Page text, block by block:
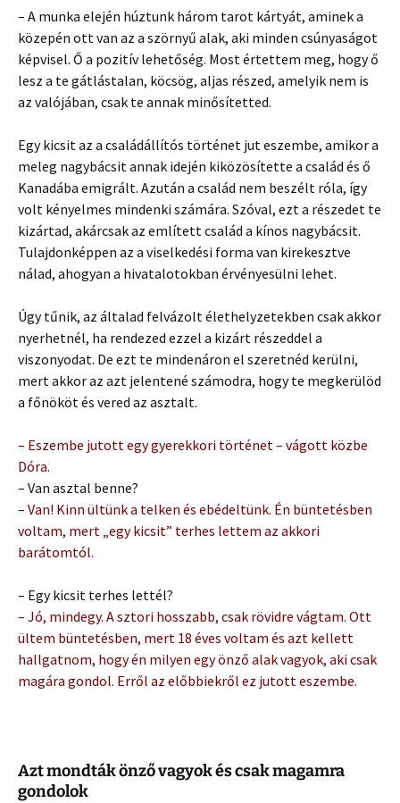
– A munka elején húztunk három tarot kártyát, aminek a
közepén ott van az a szörnyű alak, aki minden csúnyaságot
képvisel. Ő a pozitív lehetőség. Most értettem meg, hogy ő
lesz a te gátlástalan, köcsög, aljas részed, amelyik nem is
az valójában, csak te annak minősítetted.
­Egy kicsit az a családállítós történet jut eszembe, amikor a
meleg nagybácsit annak idején kiközösítette a család és ő
Kanadába emigrált. Azután a család nem beszélt róla, így
volt kényelmes mindenki számára. Szóval, ezt a részedet te
kizártad, akárcsak az említett család a kínos nagybácsit.
Tulajdonképpen az a viselkedési forma van kirekesztve
nálad, ahogyan a hivatalotokban érvényesülni lehet.
Úgy tűnik, az általad felvázolt élethelyzetekben csak akkor
nyerhetnél, ha rendezed ezzel a kizárt részeddel a
viszonyodat. De ezt te mindenáron el szeretnéd kerülni,
mert akkor az azt jelentené számodra, hogy te megkerülöd
a főnököt és vered az asztalt.
– Eszembe jutott egy gyerekkori történet – vágott közbe
Dóra.
– Van asztal benne?
– Van! Kinn ültünk a telken és ebédeltünk. Én büntetésben
voltam, mert „egy kicsit” terhes lettem az akkori
barátomtól.
– Egy kicsit terhes lettél?
– Jó, mindegy. A sztori hosszabb, csak rövidre vágtam. Ott
ültem büntetésben, mert 18 éves voltam és azt kellett
hallgatnom, hogy én milyen egy önző alak vagyok, aki csak
magára gondol. Erről az előbbiekről ez jutott eszembe.
Azt mondták önző vagyok és csak magamra
gondolok